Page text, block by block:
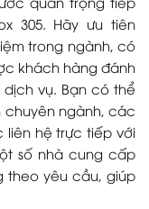
305. Hãy ưu tiên
trong ngành, có
khách hàng đánh
vụ. Bạn có thể
ngành, các
liên hệ trực tiếp với
số nhà cung cấp
yêu cầu, giúp